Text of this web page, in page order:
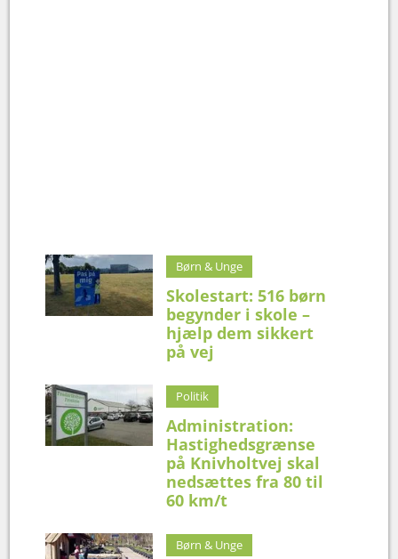
Børn & Unge
Skolestart: 516 børn
begynder i skole –
hjælp dem sikkert
på vej
Politik
Administration:
Hastighedsgrænse
på Knivholtvej skal
nedsættes fra 80 til
60 km/t
Børn & Unge